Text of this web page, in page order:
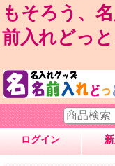
もそろう、
前入れどっ
ログイン